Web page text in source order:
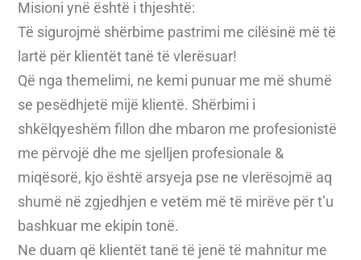
Misioni ynë është i thjeshtë:
Të sigurojmë shërbime pastrimi me cilësinë më të
lartë për klientët tanë të vlerësuar!
Që nga themelimi, ne kemi punuar me më shumë
se pesëdhjetë mijë klientë. Shërbimi i
shkëlqyeshëm fillon dhe mbaron me profesionistë
me përvojë dhe me sjelljen profesionale &
miqësorë, kjo është arsyeja pse ne vlerësojmë aq
shumë në zgjedhjen e vetëm më të mirëve për t’u
bashkuar me ekipin tonë.
Ne duam që klientët tanë të jenë të mahnitur me